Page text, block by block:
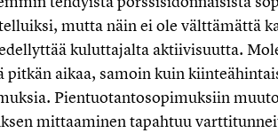
mutta näin ei ole välttämättä
kuluttajalta aktiivisuutta.
aikaa, samoin kuin
Pientuotantosopimuksiin
mittaaminen tapahtuu